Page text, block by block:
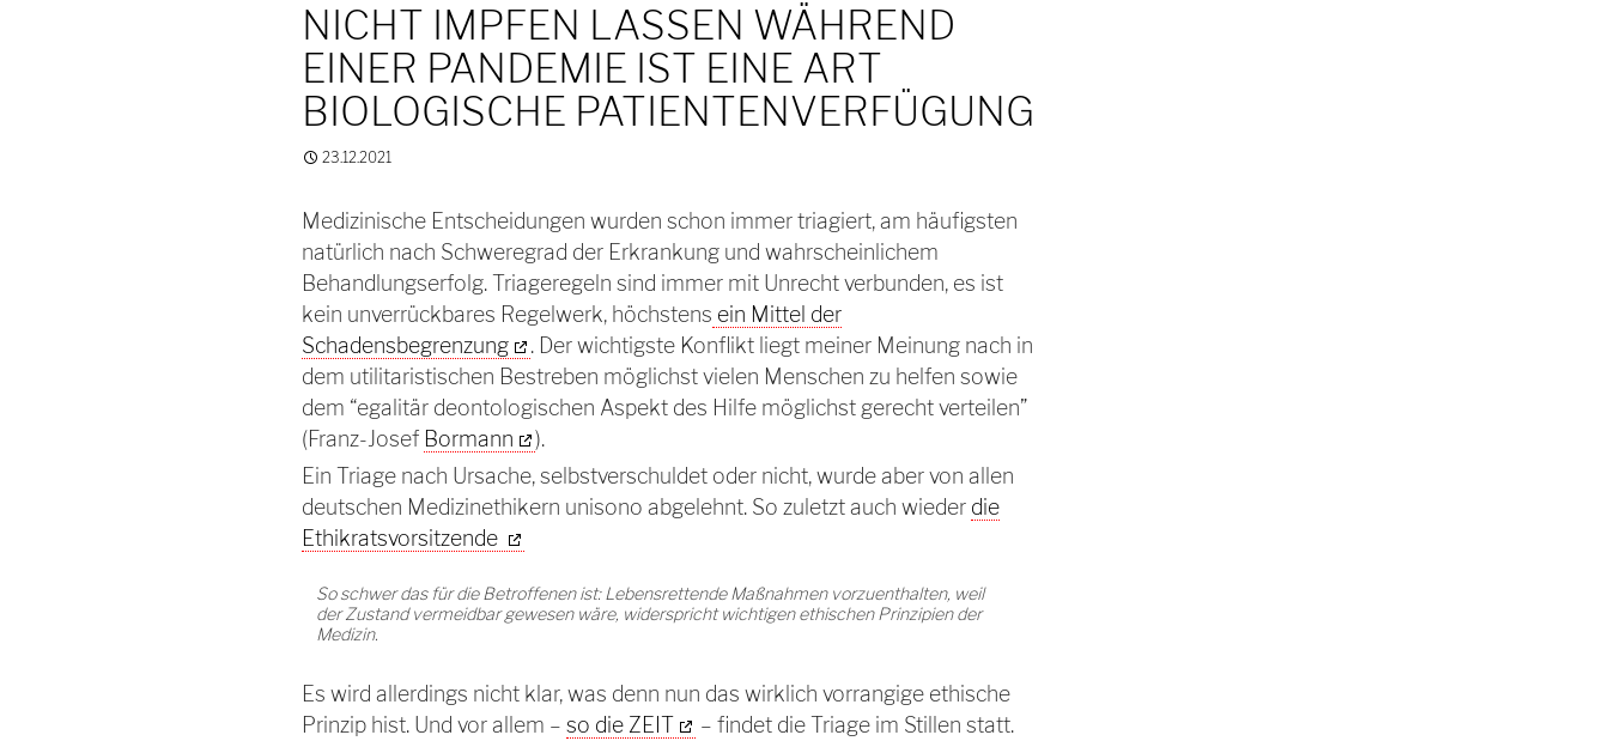
NICHT IMPFEN LASSEN WÄHREND
EINER PANDEMIE IST EINE ART
BIOLOGISCHE PATIENTENVERFÜGUNG
23.12.2021
Medizinische Entscheidungen wurden schon immer triagiert, am häufigsten
natürlich nach Schweregrad der Erkrankung und wahrscheinlichem
Behandlungserfolg. Triageregeln sind immer mit Unrecht verbunden, es ist
kein unverrückbares Regelwerk, höchstens ein Mittel der
Schadensbegrenzung
. Der wichtigste Konflikt liegt meiner Meinung nach in
dem utilitaristischen Bestreben möglichst vielen Menschen zu helfen sowie
dem “egalitär deontologischen Aspekt des Hilfe möglichst gerecht verteilen”
(Franz-Josef Bormann
).
Ein Triage nach Ursache, selbstverschuldet oder nicht, wurde aber von allen
deutschen Medizinethikern unisono abgelehnt. So zuletzt auch wieder die
Ethikratsvorsitzende
So schwer das für die Betroffenen ist: Lebensrettende Maßnahmen vorzuenthalten, weil
der Zustand vermeidbar gewesen wäre, widerspricht wichtigen ethischen Prinzipien der
Medizin.
Es wird allerdings nicht klar, was denn nun das wirklich vorrangige ethische
Prinzip hist. Und vor allem – so die ZEIT
– findet die Triage im Stillen statt.